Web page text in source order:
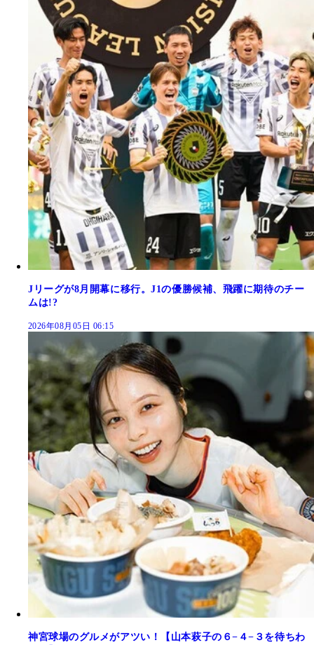
Jリーグが8月開幕に移行。J1の優勝候補、飛躍に期待のチー
ムは!?
2026年08月05日 06:15
神宮球場のグルメがアツい！【山本萩子の６−４−３を待ちわ